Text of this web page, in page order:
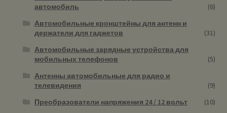
автомобиль
(6)
Автомобильные кронштейны для антенн и
держатели для гаджетов
(31)
Автомобильные зарядные устройства для
мобильных телефонов
(5)
Антенны автомобильные для радио и
телевидения
(9)
Преобразователи напряжения 24 / 12 вольт
(10)